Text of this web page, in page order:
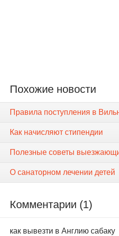
Похожие новости
Правила поступления в
Как начисляют стипендии
Полезные советы
О санаторном лечении детей
Комментарии (1)
как вывезти в Англию сабаку